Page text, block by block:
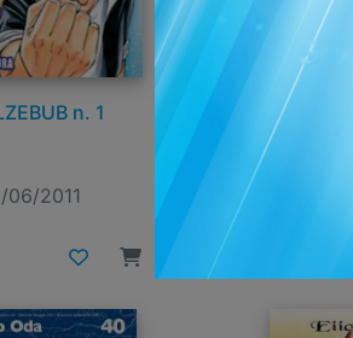
n. 1
06/2011